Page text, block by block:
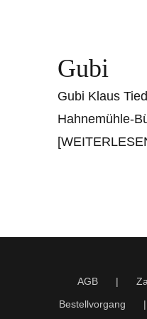
Gubi
Gubi Klaus
Hahnemühle-
AGB
Bestellvorgang